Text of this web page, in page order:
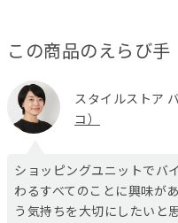
この商品のえらび手
スタイルストア
コ）
ショッピングユニットでバ
わるすべてのことに興味が
う気持ちを大切にしたいと